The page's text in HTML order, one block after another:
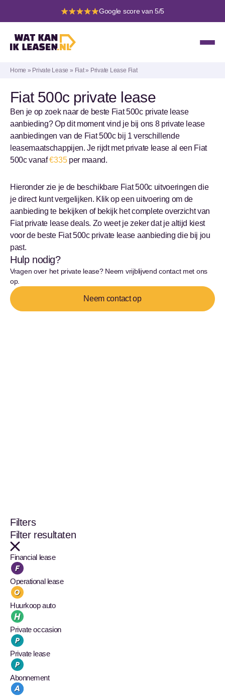
Google score van 5/5
Home » Private Lease » Fiat» Private Lease Fiat
Fiat 500c private lease
Ben je op zoek naar de beste Fiat 500c private lease
aanbieding? Op dit moment vind je bij ons 8 private lease
aanbiedingen van de Fiat 500c bij 1 verschillende
leasemaatschappijen. Je rijdt met private lease al een Fiat
500c vanaf€335per maand.
Hieronder zie je de beschikbare Fiat 500c uitvoeringen die
je direct kunt vergelijken. Klik op een uitvoering om de
aanbieding te bekijken of bekijk het complete overzicht van
Fiat private lease deals. Zo weet je zeker dat je altijd kiest
voor de beste Fiat 500c private lease aanbieding die bij jou
past.
Hulp nodig?
Vragen over het private lease? Neem vrijblijvend contact met ons
op.
Neem contact op
Filters
Filter resultaten
Financial lease
Operational lease
Huurkoop auto
Private occasion
Private lease
Abonnement